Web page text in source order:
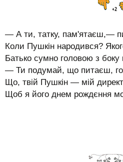
+2
— А ти, татку, пам'ятаєш,—
Коли Пушкін народився?
Батько сумно головою з боку
— Ти подумай, що питаєш,
Що, твій Пушкін — мій
Щоб я його днем рождєння